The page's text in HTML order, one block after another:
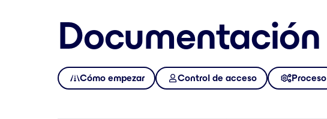
Documentación
Cómo empezar Control de acceso Proceso